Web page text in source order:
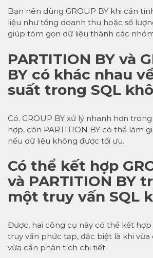
Bạn nên dùng GROUP BY khi cần
liệu như tổng doanh thu hoặc số
giúp tóm gọn dữ liệu thành các
PARTITION BY và
BY có khác nhau
suất trong SQL
Có. GROUP BY xử lý nhanh hơn
hợp, còn PARTITION BY có thể làm
nếu dữ liệu không được tối ưu.
Có thể kết hợp
và PARTITION BY
một truy vấn SQL
Được, hai công cụ này có thể kết hợp
truy vấn phức tạp, đặc biệt là khi vừa
vừa cần phân tích chi tiết.